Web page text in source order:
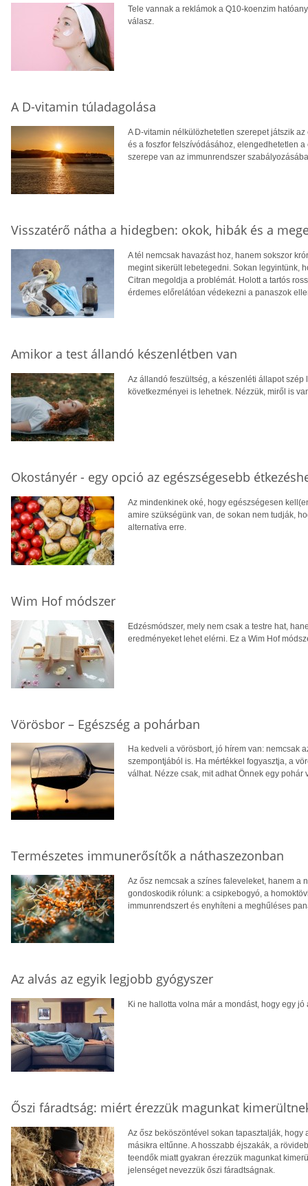
Tele vannak a reklámok a Q10-koenzim
válasz.
A D-vitamin túladagolása
A D-vitamin nélkülözhetetlen szerepet játszik
és a foszfor felszívódásához, elengedhetetlen
szerepe van az immunrendszer
Visszatérő nátha a hidegben: okok, hibák és a
A tél nemcsak havazást hoz, hanem sokszor
megint sikerült lebetegedni. Sokan legyintünk,
Citran megoldja a problémát. Holott a tartós
érdemes előrelátóan védekezni a panaszok
Amikor a test állandó készenlétben van
Az állandó feszültség, a készenléti állapot
következményei is lehetnek. Nézzük, miről is
Okostányér - egy opció az egészségesebb
Az mindenkinek oké, hogy egészségesen
amire szükségünk van, de sokan nem tudják,
alternatíva erre.
Wim Hof módszer
Edzésmódszer, mely nem csak a testre hat,
eredményeket lehet elérni. Ez a Wim Hof
Vörösbor – Egészség a pohárban
Ha kedveli a vörösbort, jó hírem van: nemcsak
szempontjából is. Ha mértékkel fogyasztja, a
válhat. Nézze csak, mit adhat Önnek egy pohár
Természetes immunerősítők a náthaszezonban
Az ősz nemcsak a színes faleveleket, hanem a
gondoskodik rólunk: a csipkebogyó, a
immunrendszert és enyhíteni a meghűléses
Az alvás az egyik legjobb gyógyszer
Ki ne hallotta volna már a mondást, hogy egy
Őszi fáradtság: miért érezzük magunkat
Az ősz beköszöntével sokan tapasztalják,
másikra eltűnne. A hosszabb éjszakák, a
teendők miatt gyakran érezzük magunkat
jelenséget nevezzük őszi fáradtságnak.